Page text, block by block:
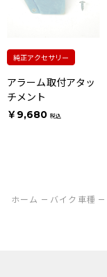
純正アクセサリー
アラーム取付アタッ
チメント
￥9,680 税込
ホーム バイク車種